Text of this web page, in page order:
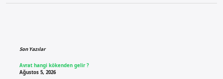
Son Yazılar
Avrat hangi kökenden gelir ?
Ağustos 5, 2026